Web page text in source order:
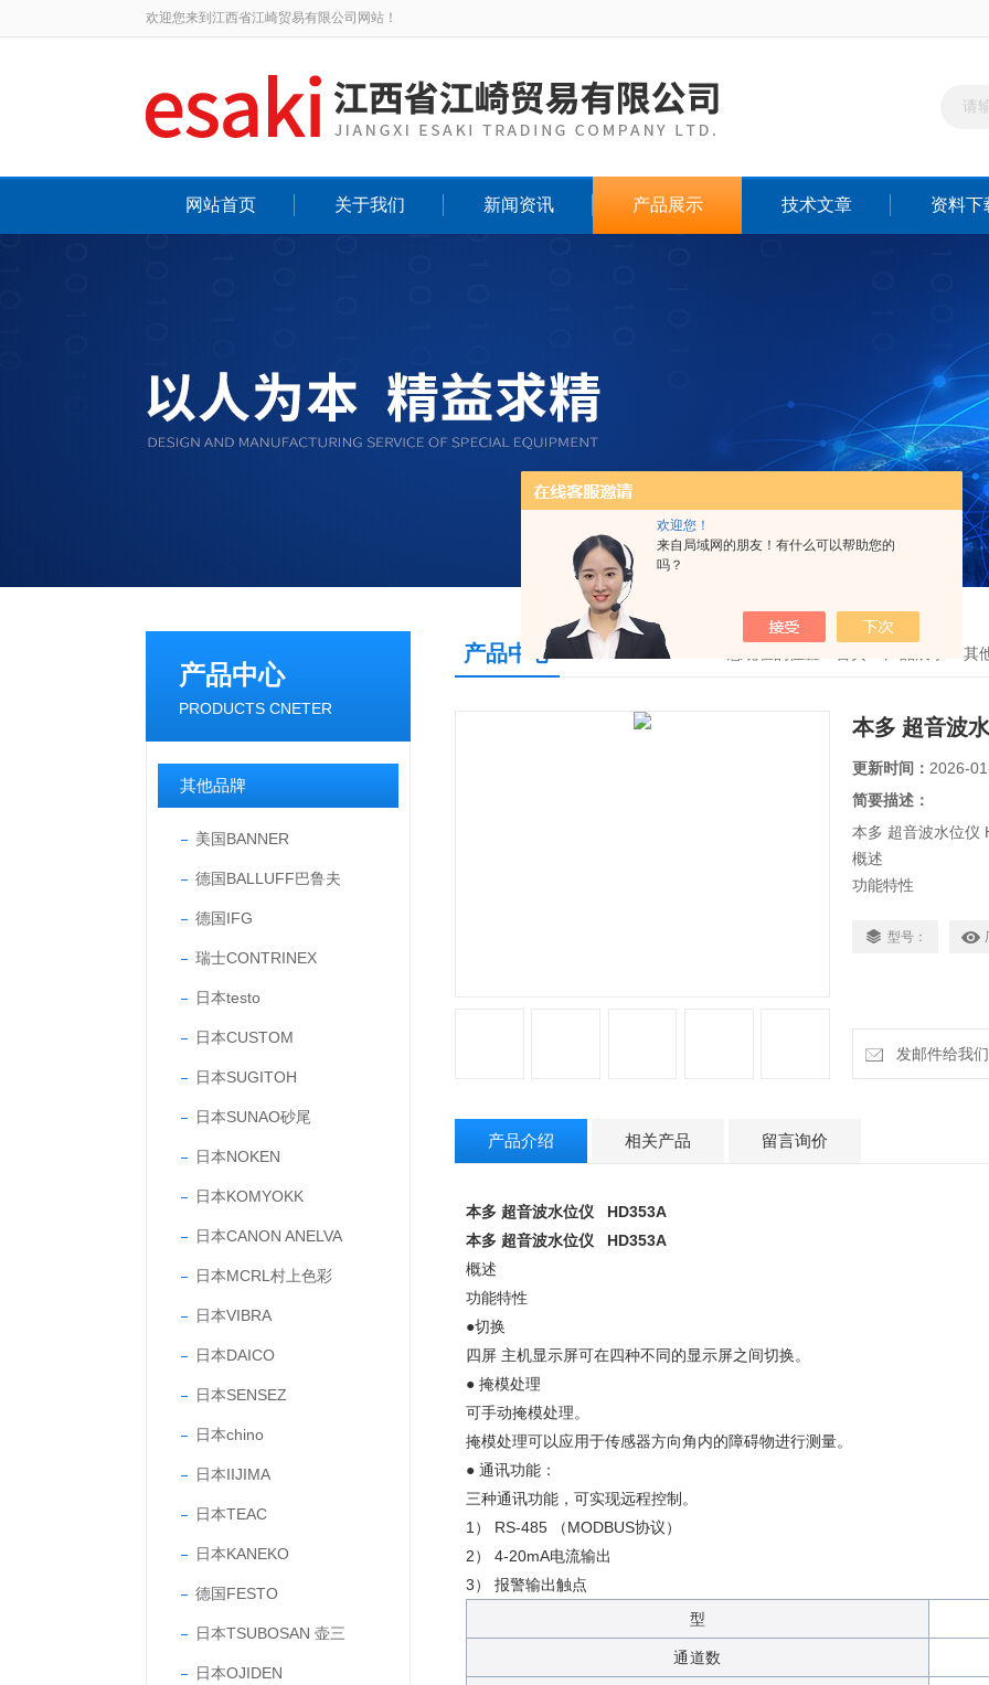
欢迎您！
来自局域网的朋友！有什么可以帮助您的
吗？
欢迎您来到江西省江崎贸易有限公司网站！
网站首页 关于我们 新闻资讯 产品展示 技术文章 资料下
产品中心
PRODUCTS CNETER
其他品牌
美国BANNER
德国BALLUFF巴鲁夫
德国IFG
瑞士CONTRINEX
日本testo
日本CUSTOM
日本SUGITOH
日本SUNAO砂尾
日本NOKEN
日本KOMYOKK
日本CANON ANELVA
日本MCRL村上色彩
日本VIBRA
日本DAICO
日本SENSEZ
日本chino
日本IIJIMA
日本TEAC
日本KANEKO
德国FESTO
日本TSUBOSAN 壶三
日本OJIDEN
产品中心 其
本多 超音波
更新时间： 2026-
简要描述：
本多 超音波水位仪
概述
功能特性
四屏 主机显示屏
● 通讯功能：
型号：
发邮件给我
产品介绍 相关产品 留言询价
本多 超音波水位仪 HD353A
本多 超音波水位仪 HD353A
概述
功能特性
●切换
四屏 主机显示屏可在四种不同的显示屏之间切换。
● 掩模处理
可手动掩模处理。
掩模处理可以应用于传感器方向角内的障碍物进行测量。
● 通讯功能：
三种通讯功能，可实现远程控制。
1） RS-485 （MODBUS协议）
2） 4-20mA电流输出
3） 报警输出触点
型
通道数